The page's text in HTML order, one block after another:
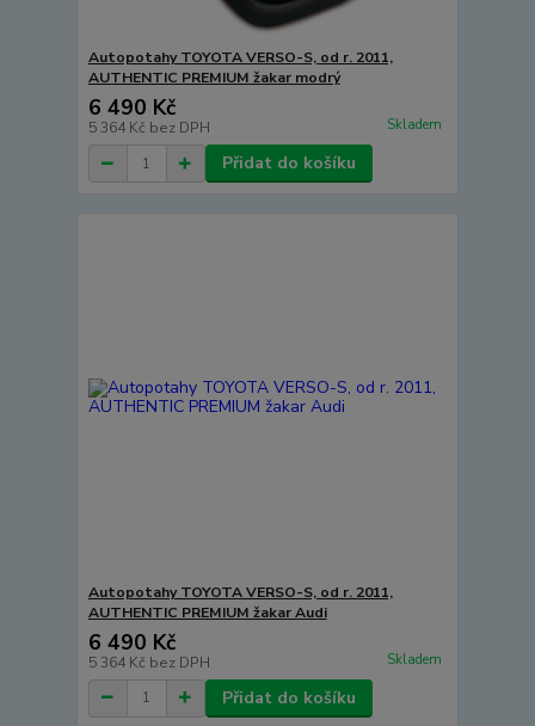
Autopotahy TOYOTA VERSO-S, od r. 2011,
AUTHENTIC PREMIUM žakar modrý
6 490 Kč
5 364 Kč bez DPH Skladem
Přidat do košíku
Autopotahy TOYOTA VERSO-S, od r. 2011,
AUTHENTIC PREMIUM žakar Audi
6 490 Kč
5 364 Kč bez DPH Skladem
Přidat do košíku